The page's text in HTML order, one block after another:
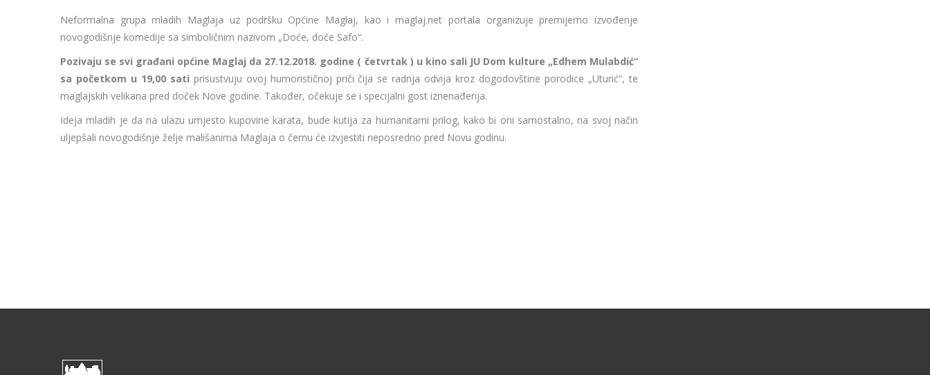
Neformalna grupa mladih Maglaja uz podršku Općine Maglaj, kao i maglaj.net portala organizuje premijerno izvođenje
novogodišnje komedije sa simboličnim nazivom „Doće, doće Safo“.
Pozivaju se svi građani općine Maglaj da 27.12.2018. godine ( četvrtak ) u kino sali JU Dom kulture „Edhem Mulabdić“
sa početkom u 19,00 sati prisustvuju ovoj humorističnoj priči čija se radnja odvija kroz dogodovštine porodice „Uturić“, te
maglajskih velikana pred doček Nove godine. Također, očekuje se i specijalni gost iznenađenja.
Ideja mladih je da na ulazu umjesto kupovine karata, bude kutija za humanitarni prilog, kako bi oni samostalno, na svoj način
uljepšali novogodišnje želje mališanima Maglaja o čemu će izvjestiti neposredno pred Novu godinu.